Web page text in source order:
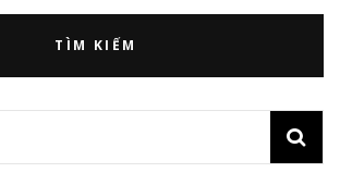
TÌM KIẾM